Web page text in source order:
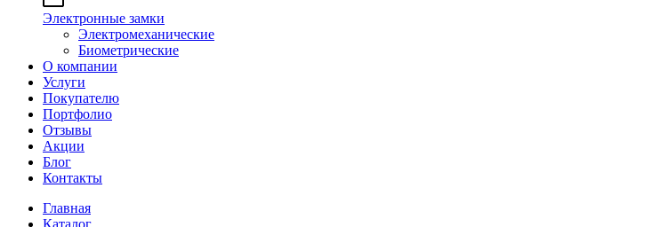
Электронные замки
Электромеханические
Биометрические
О компании
Услуги
Покупателю
Портфолио
Отзывы
Акции
Блог
Контакты
Главная
Каталог